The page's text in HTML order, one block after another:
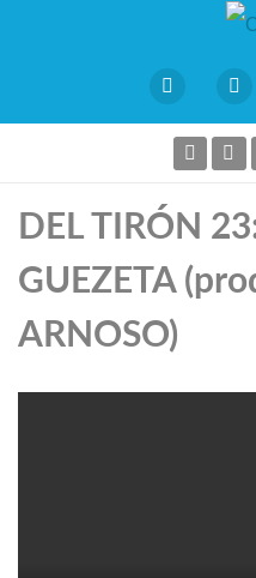
DEL TIRÓN
GUEZETA
ARNOSO)